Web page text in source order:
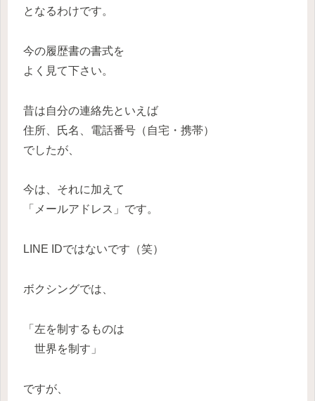
となるわけです。
今の履歴書の書式を
よく見て下さい。
昔は自分の連絡先といえば
住所、氏名、電話番号（自宅・携帯）
でしたが、
今は、それに加えて
「メールアドレス」です。
LINE IDではないです（笑）
ボクシングでは、
「左を制するものは
世界を制す」
ですが、